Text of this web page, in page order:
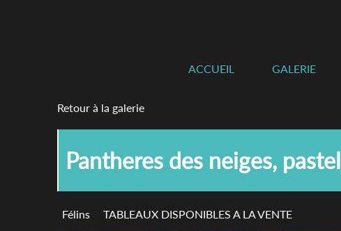
ACCUEIL GALERIE
Retour à la galerie
Pantheres des neiges, pastel
Félins TABLEAUX DISPONIBLES A LA VENTE